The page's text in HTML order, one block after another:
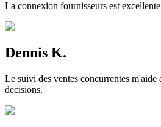
La connexion fournisseurs est
Dennis K.
Le suivi des ventes concurrentes m'aide
decisions.